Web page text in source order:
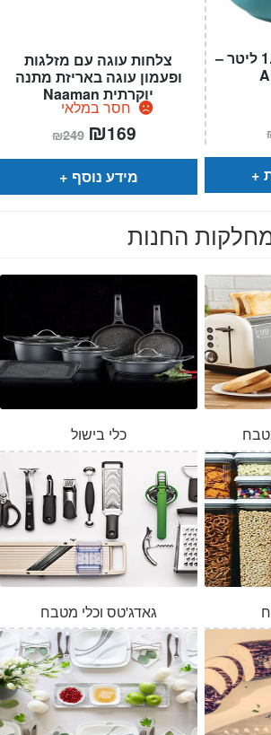
צלחות עוגה עם מזלגות
ופעמון עוגה באריזת מתנה
יוקרתית Naaman
חסר במלאי
₪249 המחיר
המקורי
היה:
₪249.
₪169
הוא:
מידע נוסף
קנקן תה מפורצלן 1.2 ליטר –
החנות
כלי בישול
גאדג'טס וכלי מטבח